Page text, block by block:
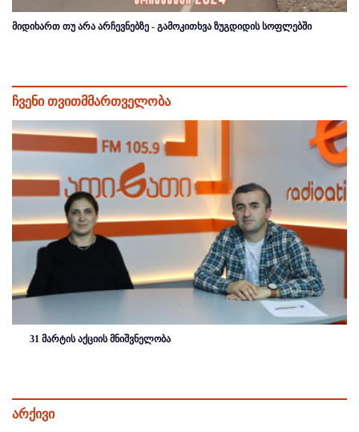
მიდიხართ თუ არა არჩევნებზე - გამოკითხვა ზუგდიდის სოფლებში
ჩვენი თვითმმართველობა
31 მარტის აქციის მნიშვნელობა
არქივი